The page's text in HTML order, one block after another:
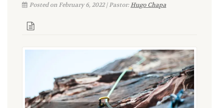
Posted on February 6, 2022 | Pastor:Hugo Chapa